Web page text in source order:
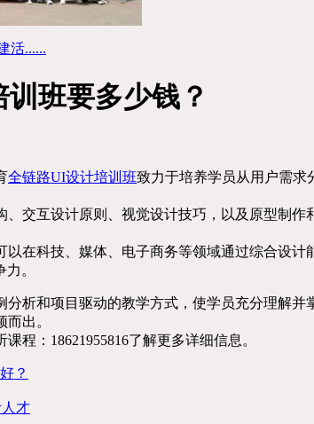
活......
班要多少钱？
全链路UI设计培训班致力于培养学员从用户需求
、交互设计原则、视觉设计技巧，以及原型制
在科技、媒体、电子商务等领域通过综合设
。
析和项目驱动的教学方式，使学员充分理解
出。
程：18621955816了解更多详细信息。
？
才